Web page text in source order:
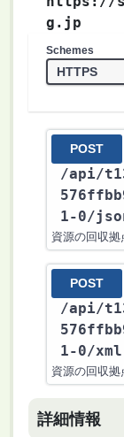
g.jp
Schemes
POST
/api/
1-0/
資源の回収
POST
/api/
1-0/xml
資源の回収
詳細情報